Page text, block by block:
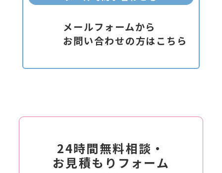
メールフォームから
お問い合わせの方はこちら
24時間無料相談・
お見積もりフォーム